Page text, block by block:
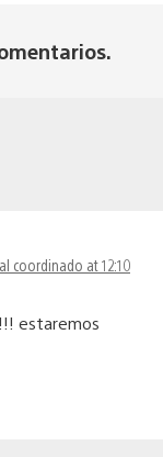
coordinado at 12:10
estaremos